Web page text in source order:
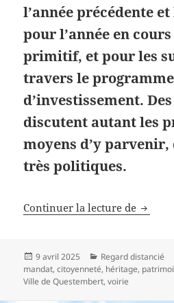
l’année précédente
pour l’année en
primitif, et pour les
travers le
d’investissement.
discutent autant les
moyens d’y
très politiques.
Continuer la lecture de
Publié
le
9 avril 2025 Catégories
Regard distancié
mandat,citoyenneté, héritage,
Ville de Questembert,voirie